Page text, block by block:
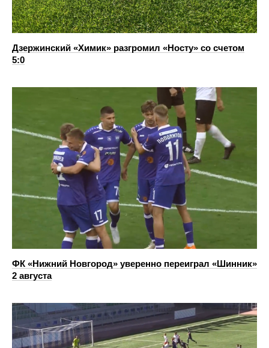
Дзержинский «Химик» разгромил «Носту» со счетом
5:0
ФК «Нижний Новгород» уверенно переиграл «Шинник»
2 августа